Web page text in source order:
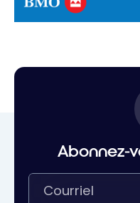
Abonnez-